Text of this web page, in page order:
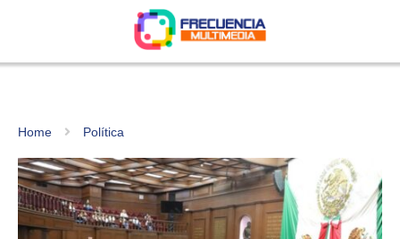
Home Política